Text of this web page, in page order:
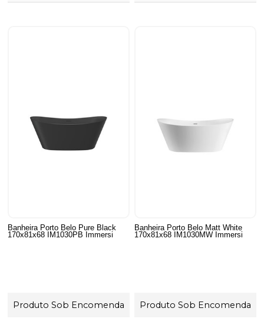
Banheira Porto Belo Pure Black
170x81x68 IM1030PB Immersi
Produto Sob Encomenda
Banheira Porto Belo Matt White
170x81x68 IM1030MW Immersi
Produto Sob Encomenda